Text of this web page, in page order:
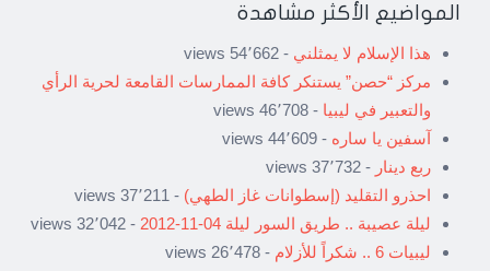
المواضيع الأكثر مشاهدة
هذا الإسلام لا يمثلني - 54٬662 views
مركز “حصن” يستنكر كافة الممارسات القامعة لحرية الرأي
والتعبير في ليبيا - 46٬708 views
آسفين يا ساره - 44٬609 views
ربع دينار - 37٬732 views
احذرو التقليد (إسطوانات غاز الطهي) - 37٬211 views
ليلة عصيبة .. طريق السور ليلة 04-11-2012
- 32٬042 views
ليبيات 6 .. شكراً للأزلام
- 26٬478 views